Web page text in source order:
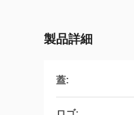
製品詳細
蓋: